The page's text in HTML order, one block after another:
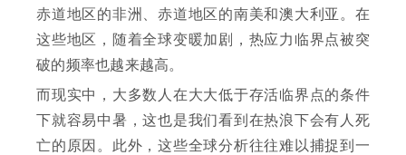
赤道地区的非洲、赤道地区的南美和澳大利亚。在
这些地区，随着全球变暖加剧，热应力临界点被突
破的频率也越来越高。
而现实中，大多数人在大大低于存活临界点的条件
下就容易中暑，这也是我们看到在热浪下会有人死
亡的原因。此外，这些全球分析往往难以捕捉到一